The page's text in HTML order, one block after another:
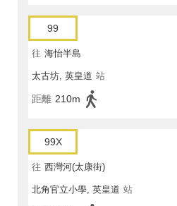
99
往 海怡半島
太古坊, 英皇道 站
距離 210m
99X
往 西灣河(太康街)
北角官立小學, 英皇道 站